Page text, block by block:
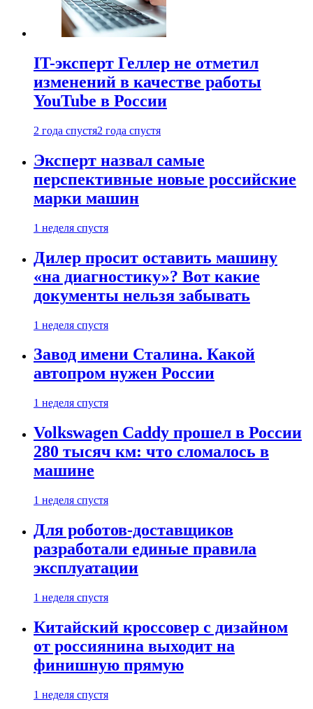
IT-эксперт Геллер не отметил
изменений в качестве работы
YouTube в России
2 года спустя2 года спустя
Эксперт назвал самые
перспективные новые российские
марки машин
1 неделя спустя
Дилер просит оставить машину
«на диагностику»? Вот какие
документы нельзя забывать
1 неделя спустя
Завод имени Сталина. Какой
автопром нужен России
1 неделя спустя
Volkswagen Caddy прошел в России
280 тысяч км: что сломалось в
машине
1 неделя спустя
Для роботов-доставщиков
разработали единые правила
эксплуатации
1 неделя спустя
Китайский кроссовер с дизайном
от россиянина выходит на
финишную прямую
1 неделя спустя